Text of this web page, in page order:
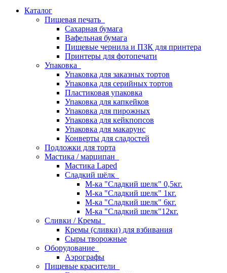
Каталог
Пищевая печать
Сахарная бумага
Вафельная бумага
Пищевые чернила и ПЗК для принтера
Принтеры для фотопечати
Упаковка
Упаковка для заказных тортов
Упаковка для серийных тортов
Пластиковая упаковка
Упаковка для капкейков
Упаковка для пирожных
Упаковка для кейкпопсов
Упаковка для макарунс
Конверты для сладостей
Подложки для торта
Мастика / марципан
Мастика Laped
Сладкий шёлк
М-ка "Сладкий шелк" 0,5кг.
М-ка "Сладкий шелк" 1кг.
М-ка "Сладкий шелк" 6кг.
М-ка "Сладкий шелк"12кг.
Сливки / Кремы
Кремы (сливки) для взбивания
Сыры творожные
Оборудование
Аэрографы
Пищевые красители